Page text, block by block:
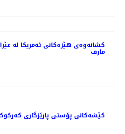
کشانەوەی هێزەکانی ئەمریکا لە
مارف
کێشەکانی پۆستی پارێزگاری